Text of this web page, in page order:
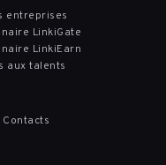
entreprises
LinkiGate
LinkiEarn
aux talents
Contacts